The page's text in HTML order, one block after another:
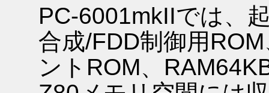
PC-6001mkIIでは、
合成/FDD制御用
ントROM、